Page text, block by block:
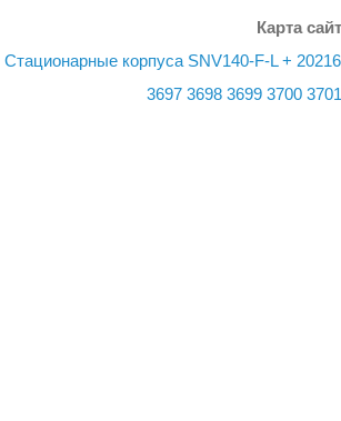
Карта
Стационарные корпуса SNV140-F-L +
3697 3698 3699 3700 3701